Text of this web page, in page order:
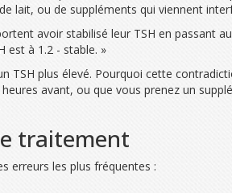
lait, ou de suppléments qui viennent
avoir stabilisé leur TSH en passant
est à 1.2 - stable. »
TSH plus élevé. Pourquoi cette
avant, ou que vous prenez un
traitement
erreurs les plus fréquentes :